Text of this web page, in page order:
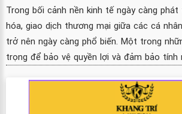
Trong bối cảnh nền kinh tế ngày càng
hóa, giao dịch thương mại giữa các cá
trở nên ngày càng phổ biến. Một trong
trọng để bảo vệ quyền lợi và đảm bảo tính